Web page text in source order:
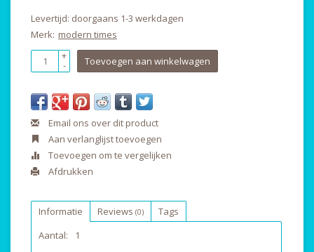
Levertijd: doorgaans 1-3 werkdagen
Merk: modern times
+
- Toevoegen aan winkelwagen
Email ons over dit product
Aan verlanglijst toevoegen
Toevoegen om te vergelijken
Afdrukken
Informatie Reviews (0)
Tags
Aantal:
1